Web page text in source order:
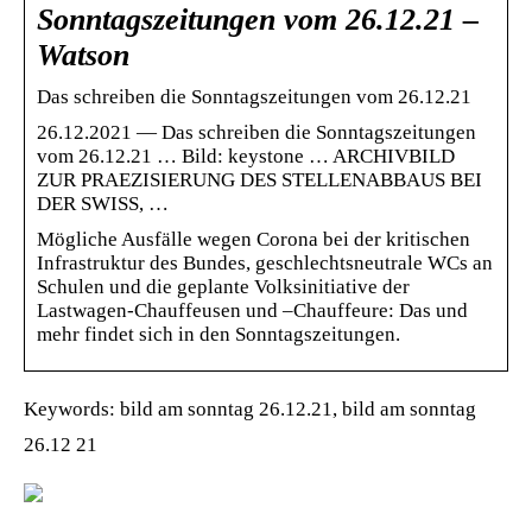
Sonntagszeitungen vom 26.12.21 –
Watson
Das schreiben die Sonntagszeitungen vom 26.12.21
26.12.2021 — Das schreiben die Sonntagszeitungen
vom 26.12.21 … Bild: keystone … ARCHIVBILD
ZUR PRAEZISIERUNG DES STELLENABBAUS BEI
DER SWISS, …
Mögliche Ausfälle wegen Corona bei der kritischen
Infrastruktur des Bundes, geschlechtsneutrale WCs an
Schulen und die geplante Volksinitiative der
Lastwagen-Chauffeusen und –Chauffeure: Das und
mehr findet sich in den Sonntagszeitungen.
Keywords: bild am sonntag 26.12.21, bild am sonntag
26.12 21